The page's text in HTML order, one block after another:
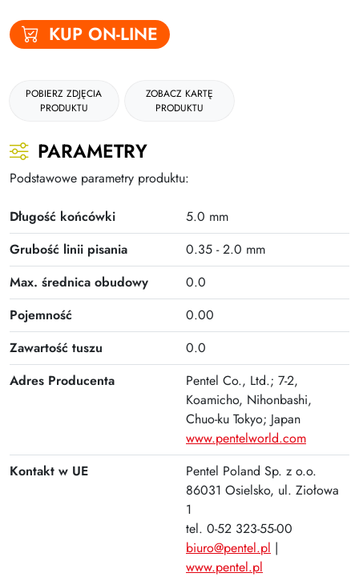
KUP ON-LINE
POBIERZ ZDJĘCIA
PRODUKTU
ZOBACZ KARTĘ
PRODUKTU
PARAMETRY
Podstawowe parametry produktu:
Długość końcówki
5.0 mm
Grubość linii pisania
0.35 - 2.0 mm
Max. średnica obudowy
0.0
Pojemność
0.00
Zawartość tuszu
0.0
Adres Producenta
Pentel Co., Ltd.; 7-2,
Koamicho, Nihonbashi,
Chuo-ku Tokyo; Japan
www.pentelworld.com
Kontakt w UE
Pentel Poland Sp. z o.o.
86031 Osielsko, ul. Ziołowa
1
tel. 0-52 323-55-00
biuro@pentel.pl |
www.pentel.pl